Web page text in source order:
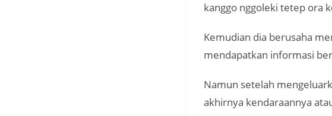
kanggo nggoleki tetep ora
Kemudian dia berusaha
mendapatkan informasi
Namun setelah
akhirnya kendaraannya